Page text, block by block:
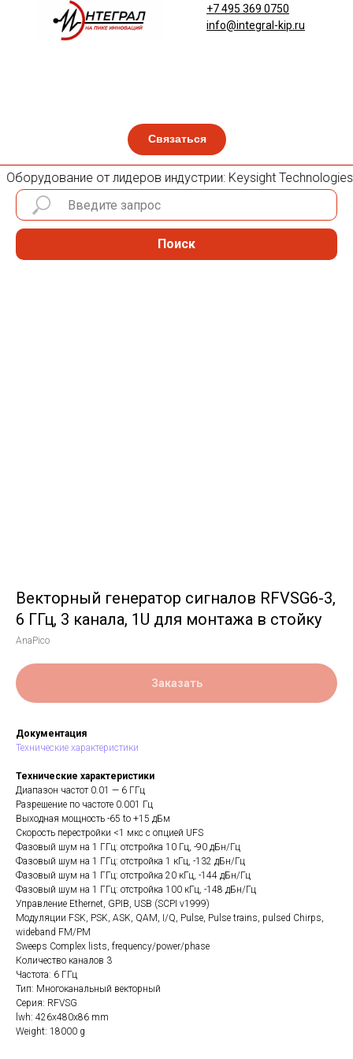
Связаться
+7 495 369 0750
info@integral-kip.ru
Оборудование от лидеров индустрии: Keysight
Поиск
Векторный генератор сигналов RFVSG6-3,
6 ГГц, 3 канала, 1U для монтажа в стойку
AnaPico
Заказать
Документация
Технические характеристики
Технические характеристики
Диапазон частот 0.01 — 6 ГГц
Разрешение по частоте 0.001 Гц
Выходная мощность -65 to +15 дБм
Скорость перестройки <1 мкс с опцией UFS
Фазовый шум на 1 ГГц: отстройка 10 Гц, -90 дБн/Гц
Фазовый шум на 1 ГГц: отстройка 1 кГц, -132 дБн/Гц
Фазовый шум на 1 ГГц: отстройка 20 кГц, -144 дБн/Гц
Фазовый шум на 1 ГГц: отстройка 100 кГц, -148 дБн/Гц
Управление Ethernet, GPIB, USB (SCPI v1999)
Модуляции FSK, PSK, ASK, QAM, I/Q, Pulse, Pulse trains, pulsed Chirps,
wideband FM/PM
Sweeps Complex lists, frequency/power/phase
Количество каналов 3
Частота: 6 ГГц
Тип: Многоканальный векторный
Серия: RFVSG
lwh: 426x480x86 mm
Weight: 18000 g